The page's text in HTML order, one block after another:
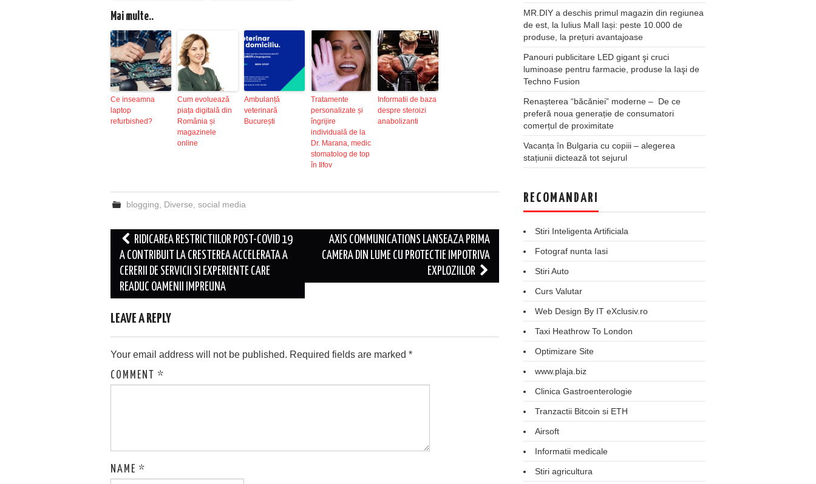
Mai multe..
Ce inseamna
laptop
refurbished?
Cum evoluează
piața digitală din
România și
magazinele
online
Ambulanță
veterinară
București
Tratamente
personalizate și
îngrijire
individuală de la
Dr. Marana, medic
stomatolog de top
în Ilfov
Informatii de baza
despre steroizi
anabolizanti
blogging Diverse ,social media
Post
navigation
RIDICAREA RESTRICTIILOR POST-COVID 19
A CONTRIBUIT LA CRESTEREA ACCELERATA A
CERERII DE SERVICII SI EXPERIENTE CARE
READUC OAMENII IMPREUNA
AXIS COMMUNICATIONS LANSEAZA PRIMA
CAMERA DIN LUME CU PROTECTIE IMPOTRIVA
EXPLOZIILOR
LEAVE A REPLY
Your email address will not be published. Required fields are marked *
COMMENT *
NAME *
MR.DIY a deschis primul magazin din regiunea
de est, la Iulius Mall Iași: peste 10.000 de
produse, la prețuri avantajoase
Panouri publicitare LED gigant şi cruci
luminoase pentru farmacie, produse la Iaşi de
Techno Fusion
Renașterea “băcăniei” moderne – De ce
preferă noua generație de consumatori
comerțul de proximitate
Vacanța în Bulgaria cu copiii – alegerea
stațiunii dictează tot sejurul
RECOMANDARI
Stiri Inteligenta Artificiala
Fotograf nunta Iasi
Stiri Auto
Curs Valutar
Web Design By IT eXclusiv.ro
Taxi Heathrow To London
Optimizare Site
www.plaja.biz
Clinica Gastroenterologie
Tranzactii Bitcoin si ETH
Airsoft
Informatii medicale
Stiri agricultura